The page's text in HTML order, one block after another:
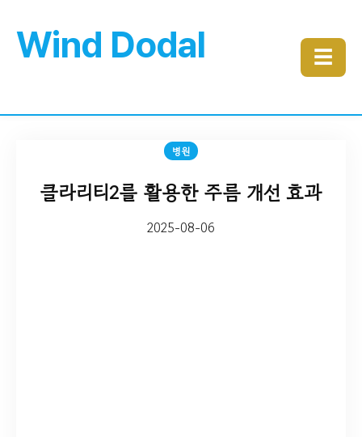
Wind Dodal ☰
병원
클라리티2를 활용한 주름 개선 효과
2025-08-06